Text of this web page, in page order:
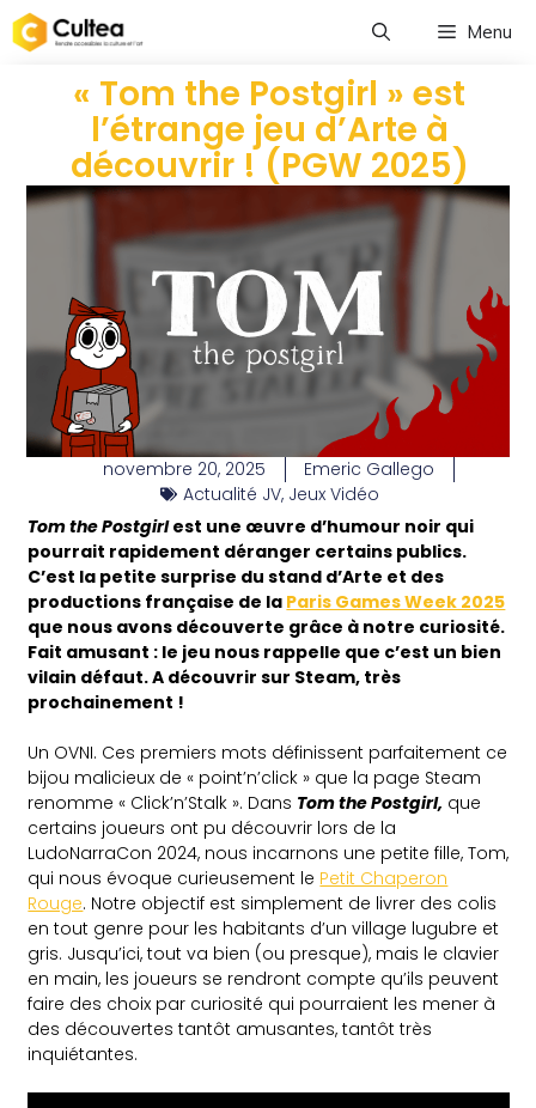
Menu
« Tom the Postgirl » est
l’étrange jeu d’Arte à
découvrir ! (PGW 2025)
novembre 20, 2025
Emeric Gallego
Actualité JV, Jeux Vidéo
Tom the Postgirlest une œuvre d’humour noir qui
pourrait rapidement déranger certains publics.
C’est la petite surprise du stand d’Arte et des
productions française de la Paris Games Week 2025
que nous avons découverte grâce à notre curiosité.
Fait amusant : le jeu nous rappelle que c’est un bien
vilain défaut. A découvrir sur Steam, très
prochainement !
Un OVNI. Ces premiers mots définissent parfaitement ce
bijou malicieux de « point’n’click » que la page Steam
renomme « Click’n’Stalk ». Dans Tom the Postgirl, que
certains joueurs ont pu découvrir lors de la
LudoNarraCon 2024, nous incarnons une petite fille, Tom,
qui nous évoque curieusement le Petit Chaperon
Rouge. Notre objectif est simplement de livrer des colis
en tout genre pour les habitants d’un village lugubre et
gris. Jusqu’ici, tout va bien (ou presque), mais le clavier
en main, les joueurs se rendront compte qu’ils peuvent
faire des choix par curiosité qui pourraient les mener à
des découvertes tantôt amusantes, tantôt très
inquiétantes.